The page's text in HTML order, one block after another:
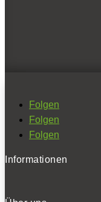
Folgen
Folgen
Folgen
Informationen